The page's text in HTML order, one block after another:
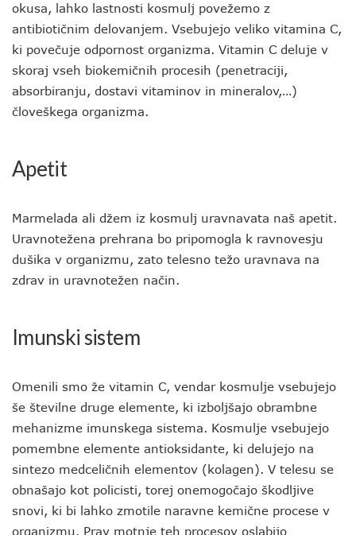
okusa, lahko lastnosti kosmulj povežemo z
antibiotičnim delovanjem. Vsebujejo veliko vitamina C,
ki povečuje odpornost organizma. Vitamin C deluje v
skoraj vseh biokemičnih procesih (penetraciji,
absorbiranju, dostavi vitaminov in mineralov,…)
človeškega organizma.
Apetit
Marmelada ali džem iz kosmulj uravnavata naš apetit.
Uravnotežena prehrana bo pripomogla k ravnovesju
dušika v organizmu, zato telesno težo uravnava na
zdrav in uravnotežen način.
Imunski sistem
Omenili smo že vitamin C, vendar kosmulje vsebujejo
še številne druge elemente, ki izboljšajo obrambne
mehanizme imunskega sistema. Kosmulje vsebujejo
pomembne elemente antioksidante, ki delujejo na
sintezo medceličnih elementov (kolagen). V telesu se
obnašajo kot policisti, torej onemogočajo škodljive
snovi, ki bi lahko zmotile naravne kemične procese v
organizmu. Prav motnje teh procesov oslabijo